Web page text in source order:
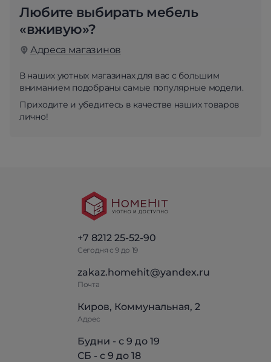
Любите выбирать мебель
«вживую»?
Адреса магазинов
В наших уютных магазинах для вас с большим
вниманием подобраны самые популярные модели.
Приходите и убедитесь в качестве наших товаров
лично!
+7 8212 25-52-90
Сегодня с 9 до 19
zakaz.homehit@yandex.ru
Почта
Киров, Коммунальная, 2
Адрес
Будни - с 9 до 19
СБ - с 9 до 18